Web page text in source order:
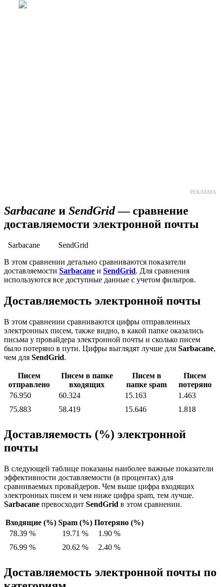
РЕКЛАМА
Sarbacane и SendGrid— сравнение
доставляемости электронной почты
Sarbacane
SendGrid
В этом сравнении детально сравниваются показатели
доставляемости Sarbacane и SendGrid. Для сравнения
используются все доступные данные с учетом фильтров.
Доставляемость электронной почты
В этом сравнении сравниваются цифры отправленных
электронных писем, также видно, в какой папке оказались
письма у провайдера электронной почты и сколько писем
было потеряно в пути. Цифры выглядят лучше для Sarbacane,
чем для SendGrid.
Писем
отправлено
Писем в папке
входящих
Писем в
папке spam
Писем
потеряно
76.950
75.883
60.324
58.419
15.163
15.646
1.463
1.818
Доставляемость (%) электронной
почты
В следующей таблице показаны наиболее важные показатели
эффективности доставляемости (в процентах) для
сравниваемых провайдеров. Чем выше цифра входящих
электронных писем и чем ниже цифра spam, тем лучше.
Sarbacane превосходит SendGrid в этом сравнении.
Входящие (%) Spam (%) Потеряно (%)
78.39 %
76.99 %
19.71 %
20.62 %
1.90 %
2.40 %
Доставляемость электронной почты по